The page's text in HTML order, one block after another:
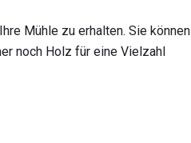
Mühle zu erhalten. Sie können
noch Holz für eine Vielzahl